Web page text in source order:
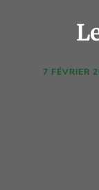
7 FÉVRIER